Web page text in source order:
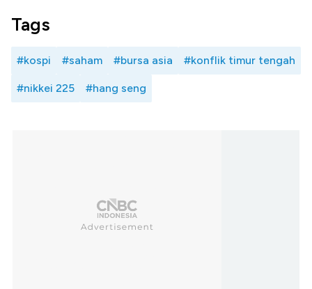
Tags
#kospi #saham #bursa asia #konflik timur tengah
#nikkei 225 #hang seng